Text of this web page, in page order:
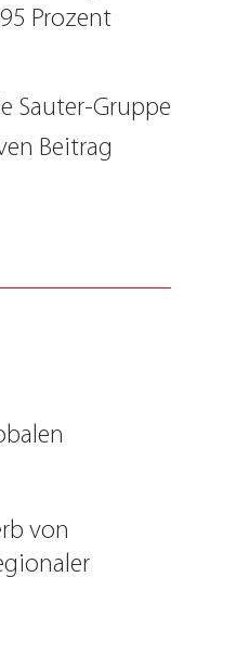
Prozent
Sauter-Gruppe
Beitrag
von